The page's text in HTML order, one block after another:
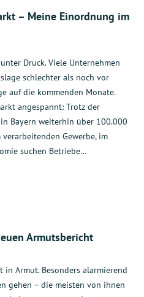
– Meine Einordnung im
Druck. Viele Unternehmen
schlechter als noch vor
auf die kommenden Monate.
angespannt: Trotz der
Bayern weiterhin über 100.000
Gewerbe, im
suchen Betriebe…
Armutsbericht
in Armut. Besonders alarmierend
gehen – die meisten von ihnen